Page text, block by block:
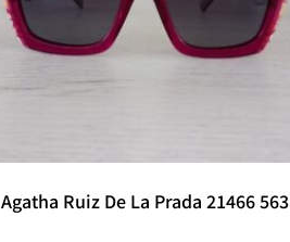
Agatha Ruiz De La Prada 21466 563